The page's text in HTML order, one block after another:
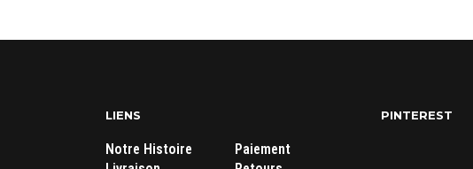
LIENS
Notre Histoire
Paiement
PINTEREST